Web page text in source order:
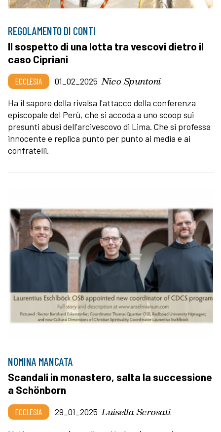
REGOLAMENTO DI CONTI
Il sospetto di una lotta tra vescovi dietro il
caso Cipriani
ECCLESIA 01_02_2025 Nico Spuntoni
Ha il sapore della rivalsa l'attacco della conferenza
episcopale del Perù, che si accoda a uno scoop sui
presunti abusi dell'arcivescovo di Lima. Che si professa
innocente e replica punto per punto ai media e ai
confratelli.
NOMINA MANCATA
Scandali in monastero, salta la successione
a Schönborn
ECCLESIA 29_01_2025 Luisella Scrosati